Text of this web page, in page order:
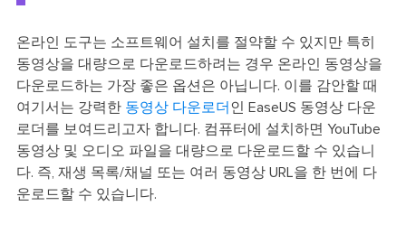
온라인 도구는 소프트웨어 설치를 절약할 수 있지만 특히
동영상을 대량으로 다운로드하려는 경우 온라인 동영상을
다운로드하는 가장 좋은 옵션은 아닙니다. 이를 감안할 때
여기서는 강력한 동영상 다운로더 인 EaseUS 동영상 다운
로더를 보여드리고자 합니다. 컴퓨터에 설치하면 YouTube
동영상 및 오디오 파일을 대량으로 다운로드할 수 있습니
다. 즉, 재생 목록/채널 또는 여러 동영상 URL을 한 번에 다
운로드할 수 있습니다.